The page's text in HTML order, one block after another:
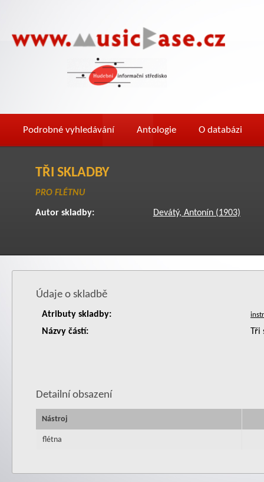
Podrobné vyhledávání Antologie O databázi
TŘI SKLADBY
PRO FLÉTNU
Autor skladby: Devátý, Antonín (1903)
Údaje o skladbě
Atributy skladby:
Názvy částí:
Tři
Detailní obsazení
Nástroj
flétna